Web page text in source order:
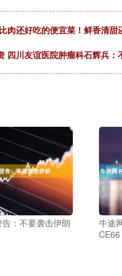
肉还好吃的便宜菜！鲜香清
四川友谊医院肿瘤科石辉兵：
：不要袭击伊朗
牛途
CE66